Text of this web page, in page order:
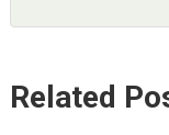
Related